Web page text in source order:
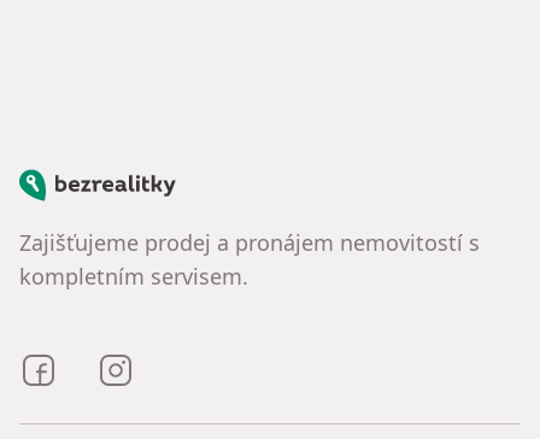
Bezrealitky
Zajišťujeme prodej a pronájem nemovitostí s
kompletním servisem.
Bezrealitky na Facebooku